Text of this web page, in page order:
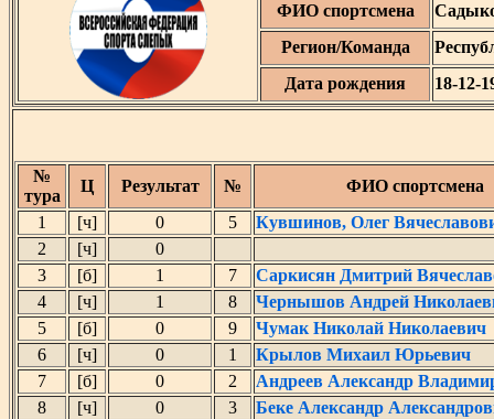
ФИО спортсмена
Регион/Команда
Дата рождения
18-12-
№
тура
Ц Результат №
ФИО спортсмена
1
[ч] 0 5
Кувшинов, Олег
2
[ч]
0
3
[б] 1 7
Саркисян Дмитрий
4
[ч] 1 8
Чернышов Андрей
5
[б] 0 9
Чумак Николай Николаевич
6
[ч] 0 1
Крылов Михаил Юрьевич
7
[б] 0 2
Андреев Александр
8
[ч] 0 3
Беке Александр